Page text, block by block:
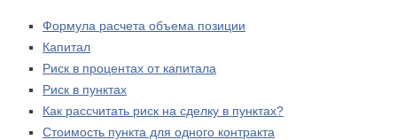
Формула расчета объема позиции
Капитал
Риск в процентах от капитала
Риск в пунктах
Как рассчитать риск на сделку в пунктах?
Стоимость пункта для одного контракта